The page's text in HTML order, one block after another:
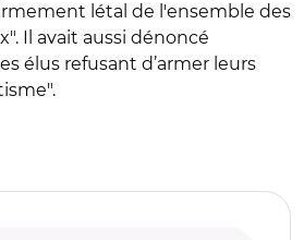
létal de l'ensemble des
Il avait aussi dénoncé
élus refusant d’armer leurs